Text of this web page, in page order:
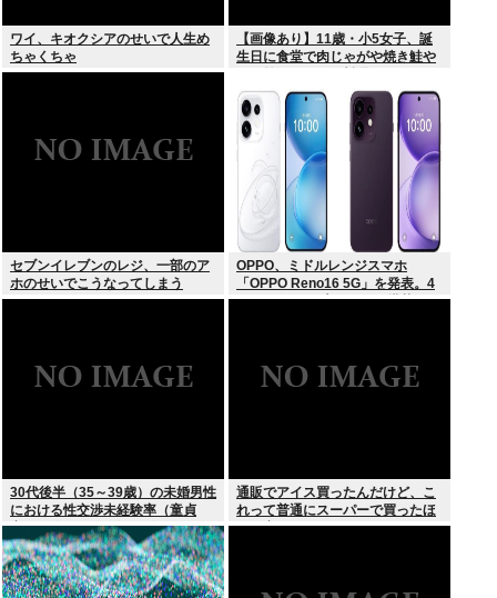
ワイ、キオクシアのせいで人生め
ちゃくちゃ
【画像あり】11歳・小5女子、誕
生日に食堂で肉じゃがや焼き鮭や
みたいに食べる
セブンイレブンのレジ、一部のア
ホのせいでこうなってしまう
OPPO、ミドルレンジスマホ
「OPPO Reno16 5G」を発表。4
つの5000万画素カメラを搭載し、
30代後半（35～39歳）の未婚男性
における性交渉未経験率（童貞
率）が約26%（4人に1人）
通販でアイス買ったんだけど、こ
れって普通にスーパーで買ったほ
うが安くないか？